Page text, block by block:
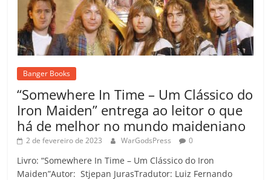
Banger Books
“Somewhere In Time – Um Clássico do
Iron Maiden” entrega ao leitor o que
há de melhor no mundo maideniano
2 de fevereiro de 2023 WarGodsPress 0
Livro: “Somewhere In Time – Um Clássico do Iron
Maiden”Autor: Stjepan JurasTradutor: Luiz Fernando